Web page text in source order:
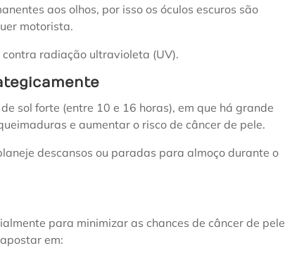
aos olhos, por isso os óculos escuros são
motorista.
radiação ultravioleta (UV).
sol forte (entre 10 e 16 horas), em que há grande
e aumentar o risco de câncer de pele.
descansos ou paradas para almoço durante o
para minimizar as chances de câncer de pele
em: